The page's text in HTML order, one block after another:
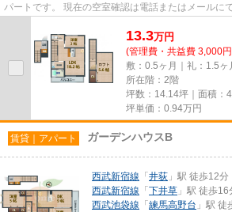
パートです。 現在の空室確認は電話またはメールにてお問い合わせください。 退
13.3万円
(管理費・共益費 3,000
敷：0.5ヶ月｜礼：1.5ヶ
所在階：2階
坪数：14.14坪｜面積：
坪単価： 0.94万円
賃貸｜アパート ガーデンハウスB
西武新宿線 「 井荻 」駅 徒歩12分
西武新宿線 「 下井草 」駅 徒歩16
西武池袋線 「 練馬高野台 」駅 徒